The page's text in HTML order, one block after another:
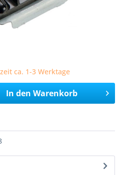
ca. 1-3 Werktage
In den Warenkorb